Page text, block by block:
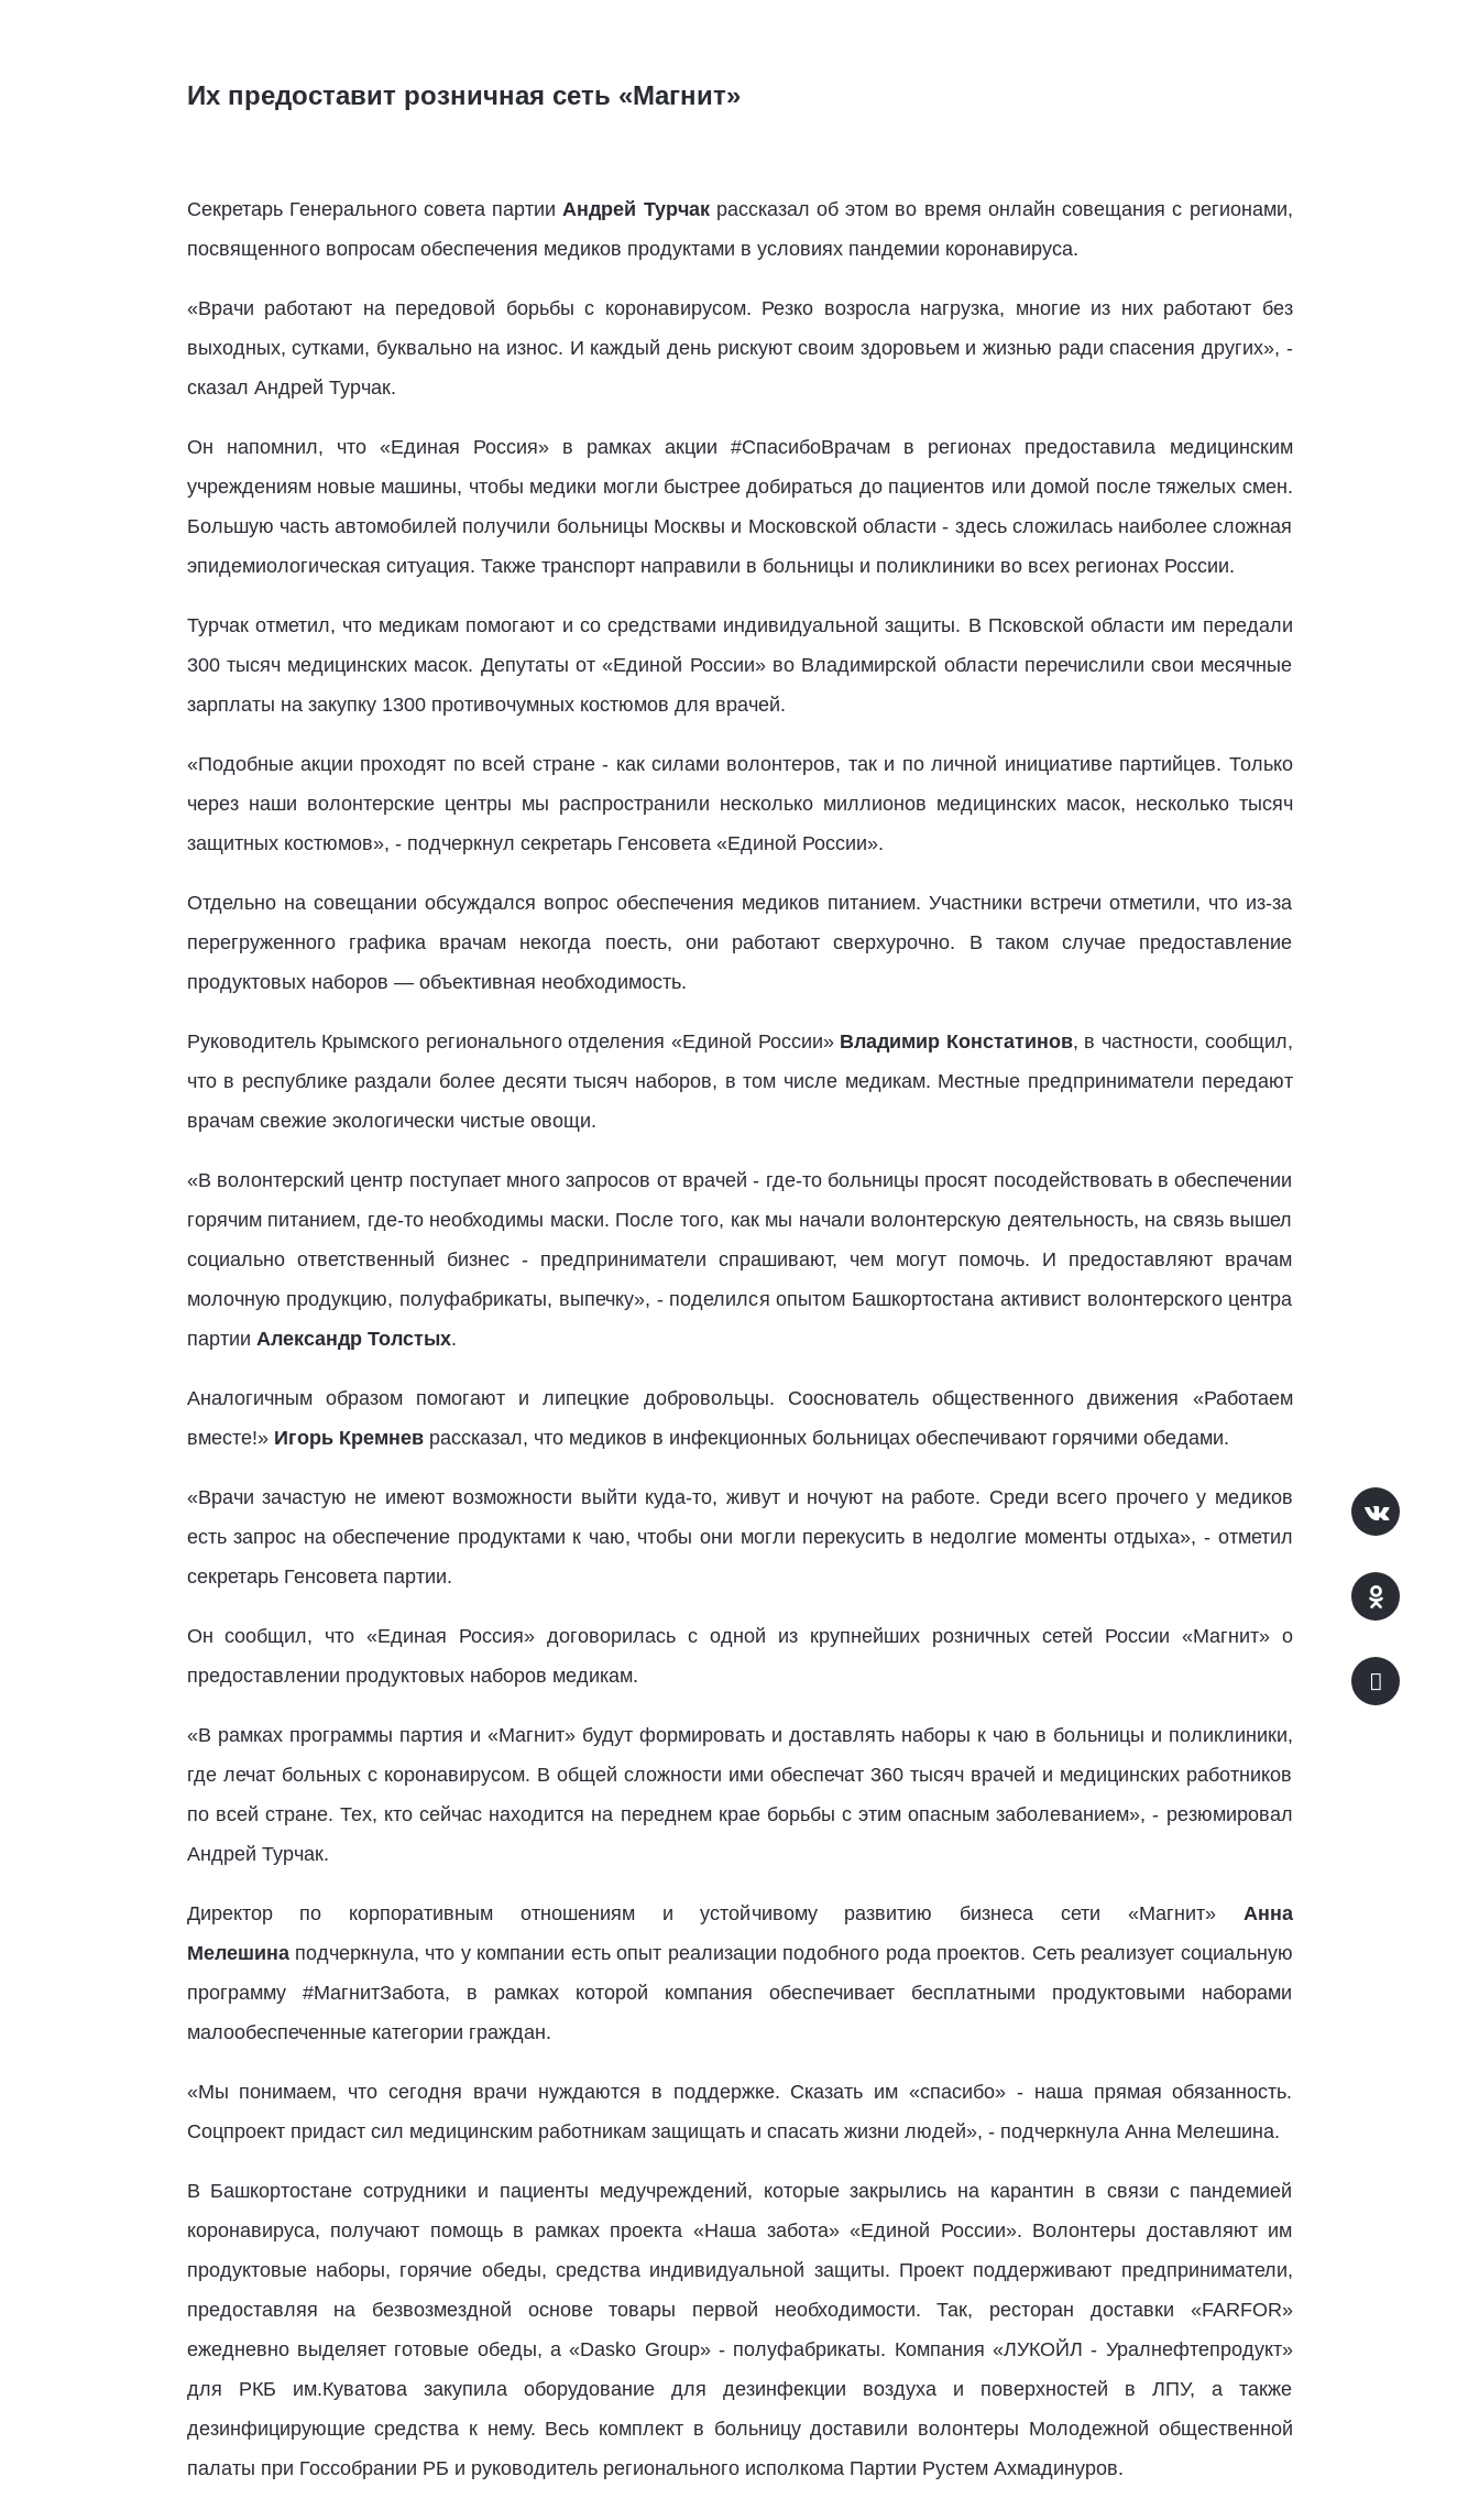
Их предоставит розничная сеть «Магнит»
Секретарь Генерального совета партииАндрей Турчакрассказал об этом во время онлайн совещания с регионами,
посвященного вопросам обеспечения медиков продуктами в условиях пандемии коронавируса.
«Врачи работают на передовой борьбы с коронавирусом. Резко возросла нагрузка, многие из них работают без
выходных, сутками, буквально на износ. И каждый день рискуют своим здоровьем и жизнью ради спасения других», -
сказал Андрей Турчак.
Он напомнил, что «Единая Россия» в рамках акции #СпасибоВрачам в регионах предоставила медицинским
учреждениям новые машины, чтобы медики могли быстрее добираться до пациентов или домой после тяжелых смен.
Большую часть автомобилей получили больницы Москвы и Московской области - здесь сложилась наиболее сложная
эпидемиологическая ситуация. Также транспорт направили в больницы и поликлиники во всех регионах России.
Турчак отметил, что медикам помогают и со средствами индивидуальной защиты. В Псковской области им передали
300 тысяч медицинских масок. Депутаты от «Единой России» во Владимирской области перечислили свои месячные
зарплаты на закупку 1300 противочумных костюмов для врачей.
«Подобные акции проходят по всей стране - как силами волонтеров, так и по личной инициативе партийцев. Только
через наши волонтерские центры мы распространили несколько миллионов медицинских масок, несколько тысяч
защитных костюмов», - подчеркнул секретарь Генсовета «Единой России».
Отдельно на совещании обсуждался вопрос обеспечения медиков питанием. Участники встречи отметили, что из-за
перегруженного графика врачам некогда поесть, они работают сверхурочно. В таком случае предоставление
продуктовых наборов — объективная необходимость.
Руководитель Крымского регионального отделения «Единой России» Владимир Констатинов, в частности, сообщил,
что в республике раздали более десяти тысяч наборов, в том числе медикам. Местные предприниматели передают
врачам свежие экологически чистые овощи.
«В волонтерский центр поступает много запросов от врачей - где-то больницы просят посодействовать в обеспечении
горячим питанием, где-то необходимы маски. После того, как мы начали волонтерскую деятельность, на связь вышел
социально ответственный бизнес - предприниматели спрашивают, чем могут помочь. И предоставляют врачам
молочную продукцию, полуфабрикаты, выпечку», - поделился опытом Башкортостана активист волонтерского центра
партии Александр Толстых.
Аналогичным образом помогают и липецкие добровольцы. Сооснователь общественного движения «Работаем
вместе!» Игорь Кремнев рассказал, что медиков в инфекционных больницах обеспечивают горячими обедами.
«Врачи зачастую не имеют возможности выйти куда-то, живут и ночуют на работе. Среди всего прочего у медиков
есть запрос на обеспечение продуктами к чаю, чтобы они могли перекусить в недолгие моменты отдыха», - отметил
секретарь Генсовета партии.
Он сообщил, что «Единая Россия» договорилась с одной из крупнейших розничных сетей России «Магнит» о
предоставлении продуктовых наборов медикам.
«В рамках программы партия и «Магнит» будут формировать и доставлять наборы к чаю в больницы и поликлиники,
где лечат больных с коронавирусом. В общей сложности ими обеспечат 360 тысяч врачей и медицинских работников
по всей стране. Тех, кто сейчас находится на переднем крае борьбы с этим опасным заболеванием», - резюмировал
Андрей Турчак.
Директор по корпоративным отношениям и устойчивому развитию бизнеса сети «Магнит» Анна
Мелешинаподчеркнула, что у компании есть опыт реализации подобного рода проектов. Сеть реализует социальную
программу #МагнитЗабота, в рамках которой компания обеспечивает бесплатными продуктовыми наборами
малообеспеченные категории граждан.
«Мы понимаем, что сегодня врачи нуждаются в поддержке. Сказать им «спасибо» - наша прямая обязанность.
Соцпроект придаст сил медицинским работникам защищать и спасать жизни людей», - подчеркнула Анна Мелешина.
В Башкортостане сотрудники и пациенты медучреждений, которые закрылись на карантин в связи с пандемией
коронавируса, получают помощь в рамках проекта «Наша забота» «Единой России». Волонтеры доставляют им
продуктовые наборы, горячие обеды, средства индивидуальной защиты. Проект поддерживают предприниматели,
предоставляя на безвозмездной основе товары первой необходимости. Так, ресторан доставки «FARFOR»
ежедневно выделяет готовые обеды, а «Dasko Group» - полуфабрикаты. Компания «ЛУКОЙЛ - Уралнефтепродукт»
для РКБ им.Куватова закупила оборудование для дезинфекции воздуха и поверхностей в ЛПУ, а также
дезинфицирующие средства к нему. Весь комплект в больницу доставили волонтеры Молодежной общественной
палаты при Госсобрании РБ и руководитель регионального исполкома Партии Рустем Ахмадинуров.